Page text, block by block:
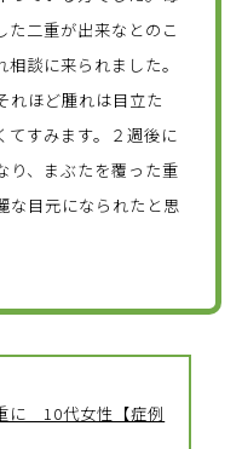
た二重が出来なとのこ
談に来られました。
れほど腫れは目立た
てすみます。２週後に
り、まぶたを覆った重
な目元になられたと思
に 10代女性【症例